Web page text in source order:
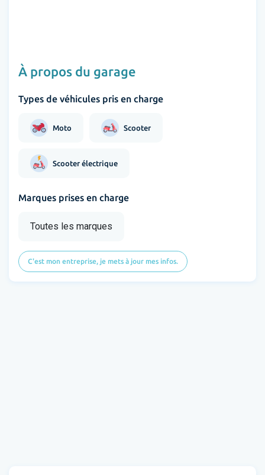
À propos du garage
Types de véhicules pris en charge
Moto Scooter
Scooter électrique
Marques prises en charge
Toutes les marques
C'est mon entreprise, je mets à jour mes infos.